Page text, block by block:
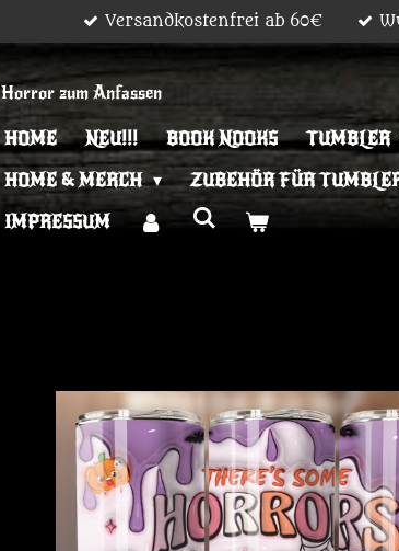
Versandkostenfrei ab 60€
Horror zum Anfassen
HOME NEU!!! BOOK NOOKS TUMBLER
HOME & MERCH
ZUBEHÖR FÜR
IMPRESSUM